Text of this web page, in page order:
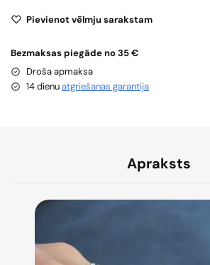
Pievienot vēlmju sarakstam
Bezmaksas piegāde no 35 €
Droša apmaksa
14 dienuatgriešanas garantija
Apraksts